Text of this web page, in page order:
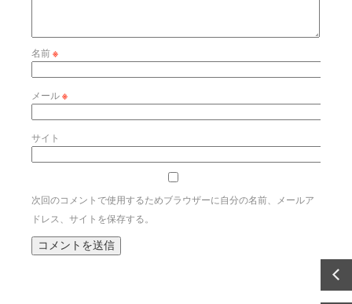
名前※
メール※
サイト
次回のコメントで使用するためブラウザーに自分の名前、メールア
ドレス、サイトを保存する。